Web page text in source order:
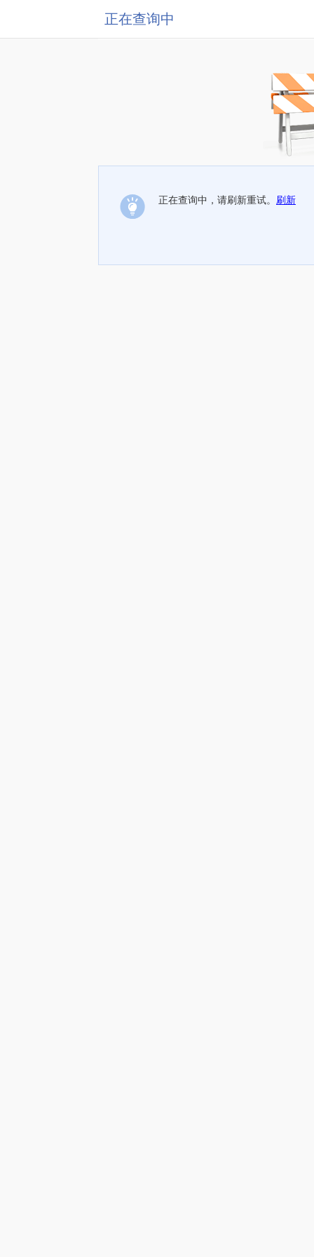
正在查询中
正在查询中，请刷新重试。 刷新